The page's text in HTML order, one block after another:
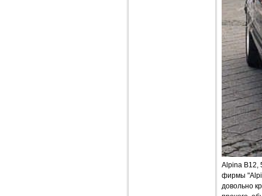
Alpina B12,
фирмы
довольно